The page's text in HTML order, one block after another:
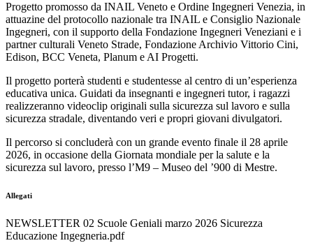
Progetto promosso da INAIL Veneto e Ordine Ingegneri Venezia, in
attuazine del protocollo nazionale tra INAIL e Consiglio Nazionale
Ingegneri, con il supporto della Fondazione Ingegneri Veneziani e i
partner culturali Veneto Strade, Fondazione Archivio Vittorio Cini,
Edison, BCC Veneta, Planum e AI Progetti.
Il progetto porterà studenti e studentesse al centro di un’esperienza
educativa unica. Guidati da insegnanti e ingegneri tutor, i ragazzi
realizzeranno videoclip originali sulla sicurezza sul lavoro e sulla
sicurezza stradale, diventando veri e propri giovani divulgatori.
Il percorso si concluderà con un grande evento finale il 28 aprile
2026, in occasione della Giornata mondiale per la salute e la
sicurezza sul lavoro, presso l’M9 – Museo del ’900 di Mestre.
Allegati
NEWSLETTER 02 Scuole Geniali marzo 2026 Sicurezza
Educazione Ingegneria.pdf